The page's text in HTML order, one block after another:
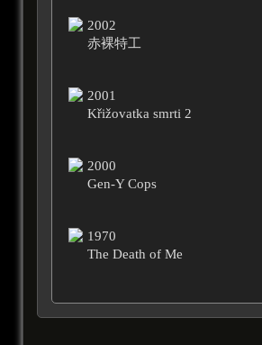
2002
赤裸特工
2001
Křižovatka smrti 2
2000
Gen-Y Cops
1970
The Death of Me